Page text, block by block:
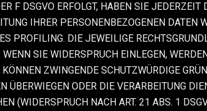
F DSGVO ERFOLGT, HABEN SIE JEDERZEIT
IHRER PERSONENBEZOGENEN DATEN
PROFILING. DIE JEWEILIGE
SIE WIDERSPRUCH EINLEGEN,
ZWINGENDE SCHUTZWÜRDIGE
ÜBERWIEGEN ODER DIE VERARBEITUNG
(WIDERSPRUCH NACH ART. 21 ABS. 1